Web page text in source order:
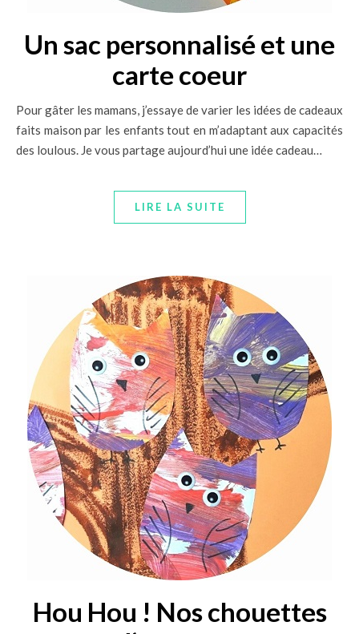
Un sac personnalisé et une
carte coeur
Pour gâter les mamans, j’essaye de varier les idées de cadeaux
faits maison par les enfants tout en m’adaptant aux capacités
des loulous. Je vous partage aujourd’hui une idée cadeau…
LIRE LA SUITE
Hou Hou ! Nos chouettes